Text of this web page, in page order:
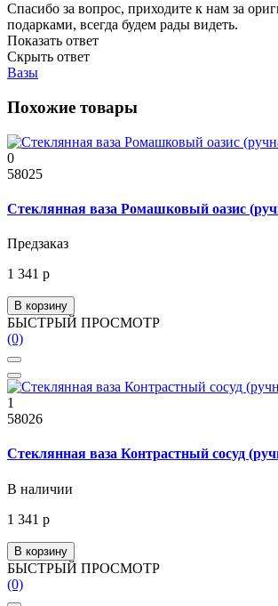
Спасибо за вопрос, приходите к нам за
подарками, всегда будем рады видеть.
Показать ответ
Скрыть ответ
Вазы
Похожие товары
0
58025
Стеклянная ваза Ромашковый оазис
Предзаказ
1 341 р
В корзину
БЫСТРЫЙ ПРОСМОТР
(0)
1
58026
Стеклянная ваза Контрастный сосуд
В наличии
1 341 р
В корзину
БЫСТРЫЙ ПРОСМОТР
(0)